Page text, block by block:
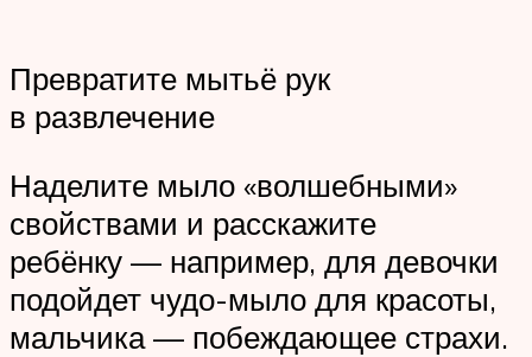
Превратите мытьё рук
в развлечение
Наделите мыло «волшебными»
свойствами и расскажите
ребёнку — например, для девочки
подойдет чудо-мыло для красоты,
мальчика — побеждающее страхи.